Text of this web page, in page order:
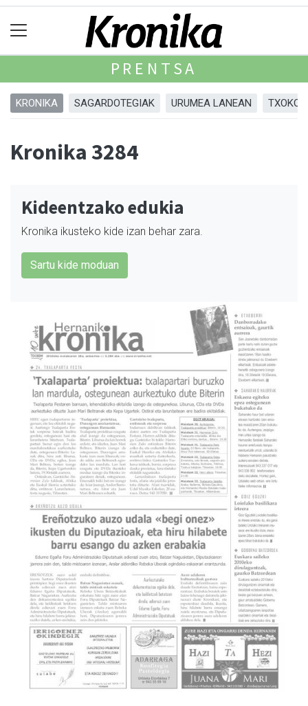
PRENTSA
KRONIKA SAGARDOTEGIAK URUMEA LANEAN
Kronika 3284
Kideentzako edukia
Kronika ikusteko kide izan behar zara.
Sartu kide moduan